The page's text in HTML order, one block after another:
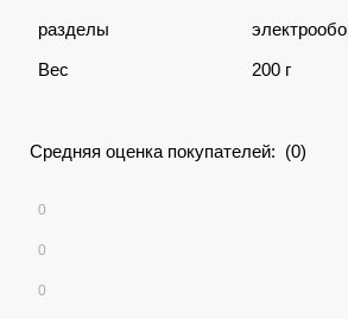
разделы
Вес
200 г
Средняя оценка покупателей: (0)
0
0
0